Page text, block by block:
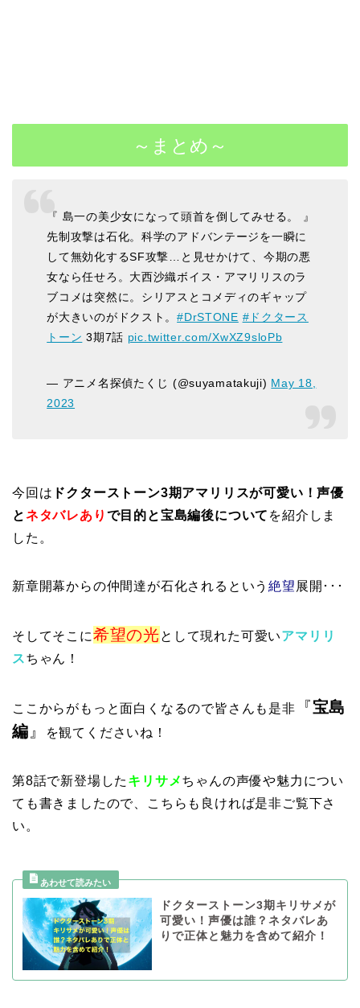
～まとめ～
『 島一の美少女になって頭首を倒してみせる。 』
先制攻撃は石化。科学のアドバンテージを一瞬に
して無効化するSF攻撃…と見せかけて、今期の悪
女なら任せろ。大西沙織ボイス・アマリリスのラ
ブコメは突然に。シリアスとコメディのギャップ
が大きいのがドクスト。#DrSTONE #ドクタース
トーン 3期7話 pic.twitter.com/XwXZ9sloPb
— アニメ名探偵たくじ (@suyamatakuji) May 18,
2023
今回は ドクターストーン3期アマリリスが可愛い！声優
とネタバレあり で目的と宝島編後について を紹介しま
した。
新章開幕からの仲間達が石化されるという絶望 展開･･･
そしてそこに希望の光として現れた可愛いアマリリ
スちゃん！
ここからがもっと面白くなるので皆さんも是非 『宝島
編 』 を観てくださいね！
第8話で新登場した キリサメちゃんの声優や魅力につい
ても書きましたので、こちらも良ければ是非ご覧下さ
い。
ドクターストーン3期キリサメが
可愛い！声優は誰？ネタバレあ
りで正体と魅力を含めて紹介！